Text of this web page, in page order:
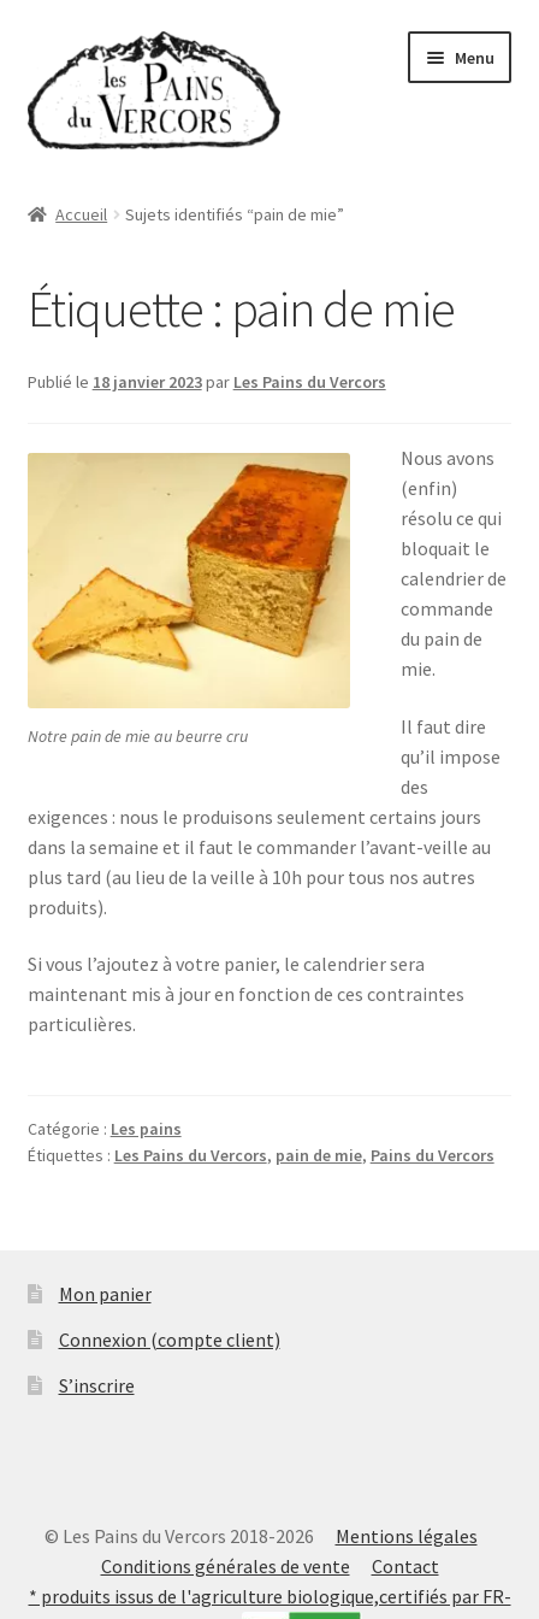
la
navigation
contenu
Menu
Abonnements
Qui sommes-nous
Accueil Sujets identifiés “pain de mie”
Étiquette : pain de mie
Publié le 18 janvier 2023par Les Pains du Vercors
Notre pain de mie au beurre cru
Nous avons
(enfin)
résolu ce qui
bloquait le
calendrier de
commande
du pain de
mie.
Il faut dire
qu’il impose
des
exigences : nous le produisons seulement certains jours
dans la semaine et il faut le commander l’avant-veille au
plus tard (au lieu de la veille à 10h pour tous nos autres
produits).
Si vous l’ajoutez à votre panier, le calendrier sera
maintenant mis à jour en fonction de ces contraintes
particulières.
Catégorie : Les pains
Étiquettes : Les Pains du Vercors, pain de mie, Pains du Vercors
Mon panier
Connexion (compte client)
S’inscrire
© Les Pains du Vercors 2018-2026 Mentions légales
Conditions générales de vente
Contact
* produits issus de l'agriculture biologique,certifiés par FR-